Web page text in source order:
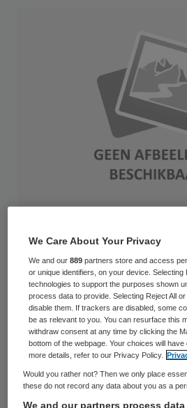
Multicolored plasticine human figures on a
11/2013 © MaleWitch / iStock.com
Ook vrijgevestigde
apotheken en praktijken
tandartsen,
orthodontisten, kunnen
vallen. Dat hangt voor een
We Care About Your Privacy
We and our889 partners store and access
or unique identifiers, on your device.
technologies to support the purposes shown
process data to provide. Selecting Reject All
disable them. If trackers are disabled, some
be as relevant to you. You can resurface this
withdraw consent at any time by clicking the
bottom of the webpage. Your choices will
more details, refer to our Privacy Policy.
Would you rather not? Then we only place
these do not record any data about you as a
We and our partners process